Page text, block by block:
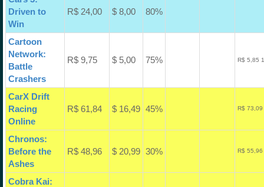
Driven to
Win
R$ 24,00 $ 8,00 80%
Cartoon
Network:
Battle
Crashers
R$ 9,75 $ 5,00 75% R$ 5,85
CarX Drift
Racing
Online
R$ 61,84 $ 16,49 45% R$
Chronos:
Before the
Ashes
R$ 48,96 $ 20,99 30% R$
Cobra Kai: